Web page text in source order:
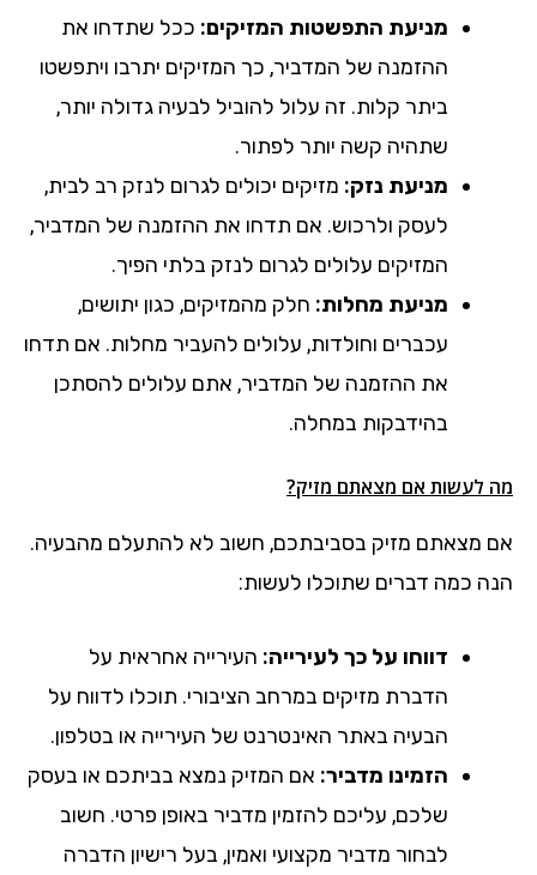
מניעת התפשטות המזיקים: ככל שתדחו את
ההזמנה של המדביר, כך המזיקים יתרבו ויתפשטו
ביתר קלות. זה עלול להוביל לבעיה גדולה יותר,
שתהיה קשה יותר לפתור.
מניעת נזק: מזיקים יכולים לגרום לנזק רב לבית,
לעסק ולרכוש. אם תדחו את ההזמנה של המדביר,
המזיקים עלולים לגרום לנזק בלתי הפיך.
מניעת מחלות: חלק מהמזיקים, כגון יתושים,
עכברים וחולדות, עלולים להעביר מחלות. אם תדחו
את ההזמנה של המדביר, אתם עלולים להסתכן
בהידבקות במחלה.
מה לעשות אם מצאתם מזיק?
אם מצאתם מזיק בסביבתכם, חשוב לא להתעלם מהבעיה.
הנה כמה דברים שתוכלו לעשות:
דווחו על כך לעירייה: העירייה אחראית על
הדברת מזיקים במרחב הציבורי. תוכלו לדווח על
הבעיה באתר האינטרנט של העירייה או בטלפון.
הזמינו מדביר: אם המזיק נמצא בביתכם או בעסק
שלכם, עליכם להזמין מדביר באופן פרטי. חשוב
לבחור מדביר מקצועי ואמין, בעל רישיון הדברה